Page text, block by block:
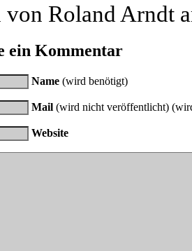
von Roland Arndt
ein Kommentar
Name (wird benötigt)
Mail (wird nicht veröffentlicht)
Website